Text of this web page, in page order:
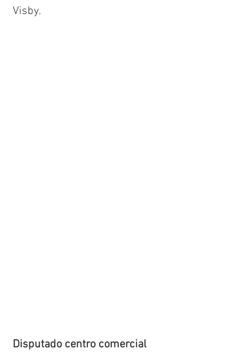
Visby.
Disputado centro comercial